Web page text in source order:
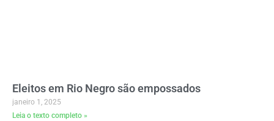
Eleitos em Rio Negro são empossados
janeiro 1, 2025
Leia o texto completo »